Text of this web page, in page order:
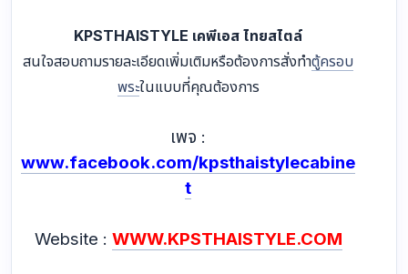
KPSTHAISTYLE เคพีเอส ไทยสไตล์
สนใจสอบถามรายละเอียดเพิ่มเติมหรือต้องการสั่งทำตู้ครอบ
พระในแบบที่คุณต้องการ
เพจ :
www.facebook.com/kpsthaistylecabine
t
Website : WWW.KPSTHAISTYLE.COM